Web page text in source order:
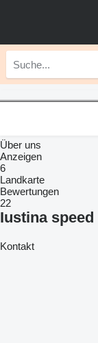
Über uns
Anzeigen
6
Landkarte
Bewertungen
22
Iustina speed
Kontakt